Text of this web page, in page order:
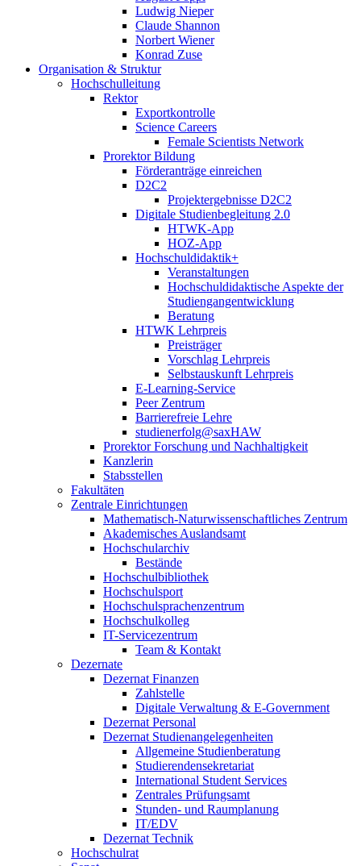
Ludwig Nieper
Claude Shannon
Norbert Wiener
Konrad Zuse
Organisation & Struktur
Hochschulleitung
Rektor
Exportkontrolle
Science Careers
Female Scientists Network
Prorektor Bildung
Förderanträge einreichen
D2C2
Projektergebnisse D2C2
Digitale Studienbegleitung 2.0
HTWK-App
HOZ-App
Hochschuldidaktik+
Veranstaltungen
Hochschuldidaktische Aspekte der
Studiengangentwicklung
Beratung
HTWK Lehrpreis
Preisträger
Vorschlag Lehrpreis
Selbstauskunft Lehrpreis
E-Learning-Service
Peer Zentrum
Barrierefreie Lehre
studienerfolg@saxHAW
Prorektor Forschung und Nachhaltigkeit
Kanzlerin
Stabsstellen
Fakultäten
Zentrale Einrichtungen
Mathematisch-Naturwissenschaftliches Zentrum
Akademisches Auslandsamt
Hochschularchiv
Bestände
Hochschulbibliothek
Hochschulsport
Hochschulsprachenzentrum
Hochschulkolleg
IT-Servicezentrum
Team & Kontakt
Dezernate
Dezernat Finanzen
Zahlstelle
Digitale Verwaltung & E-Government
Dezernat Personal
Dezernat Studienangelegenheiten
Allgemeine Studienberatung
Studierendensekretariat
International Student Services
Zentrales Prüfungsamt
Stunden- und Raumplanung
IT/EDV
Dezernat Technik
Hochschulrat